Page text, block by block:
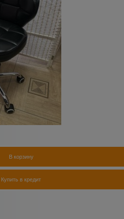
В корзину
Купить в кредит